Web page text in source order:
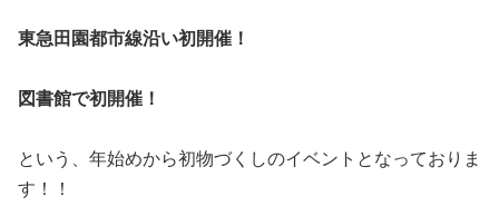
東急田園都市線沿い初開催！
図書館で初開催！
という、年始めから初物づくしのイベントとなっておりま
す！！